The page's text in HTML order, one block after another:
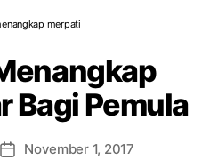
merpati
Bagi Pemula
PostNovember 1, 2017